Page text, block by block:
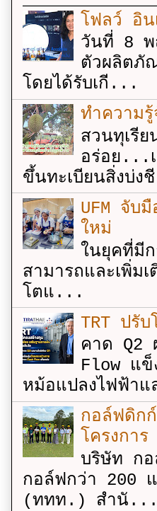
โฟลว์ อิน
วันที่ 8 พ
ตัวผลิตภั
โดยได้รับเกี...
ทำความ
สวนทุเรี
อร่อย...
ขึ้นทะเบียนสิ่งบ่
UFM จับ
ใหม่
ในยุคที่มี
สามารถและเพิ่ม
โตแ...
TRT ปรับ
คาด Q2
Flow แ
หม้อแปลงไฟฟ้า
กอล์ฟดิก
โครงกา
บริษัท กอ
กอล์ฟกว่า 200 แ
(ททท.) สำนั...